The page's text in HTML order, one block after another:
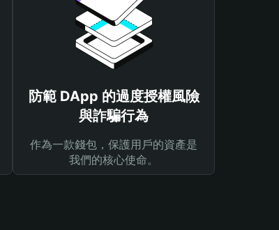
防範 DApp 的過度授權風險
與詐騙行為
作為一款錢包，保護用戶的資產是
我們的核心使命。